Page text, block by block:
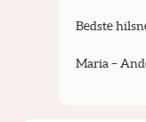
Bedste
Maria –